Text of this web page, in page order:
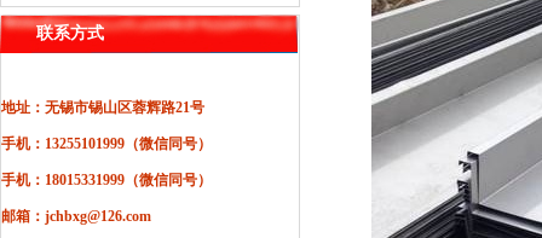
联系方式
地址：无锡市锡山区蓉辉路21号
手机：13255101999（微信同号）
手机：18015331999（微信同号）
邮箱：jchbxg@126.com